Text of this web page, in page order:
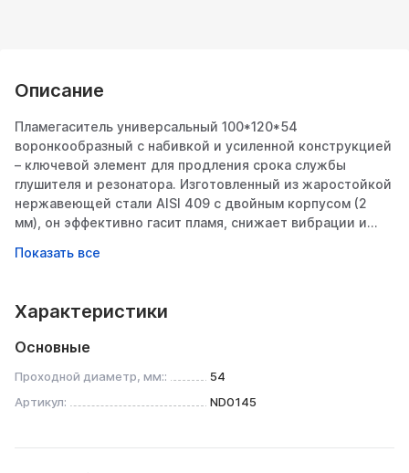
Описание
Пламегаситель универсальный 100*120*54
воронкообразный с набивкой и усиленной конструкцией
– ключевой элемент для продления срока службы
глушителя и резонатора. Изготовленный из жаростойкой
нержавеющей стали AISI 409 с двойным корпусом (2
мм), он эффективно гасит пламя, снижает вибрации и
прогорания. Идеален для замены штатных «банок» или
Конструктивные особенности
• Толщина стенки 2 мм – исключает прогорание даже
при агрессивной эксплуатации.
• Сталь AISI 409:
o Устойчивость к коррозии (содержит 11% хрома),
Характеристики
Основные
Проходной диаметр, мм::
54
Артикул:
ND0145